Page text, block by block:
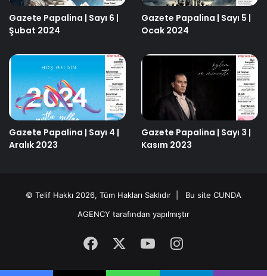
Gazete Papalina | Sayı 6 |
Şubat 2024
Gazete Papalina | Sayı 5 |
Ocak 2024
Gazete Papalina | Sayı 4 |
Aralık 2023
Gazete Papalina | Sayı 3 |
Kasım 2023
© Telif Hakkı 2026, Tüm Hakları Saklıdır | Bu site CUNDA
AGENCY tarafından yapılmıştır
FacebookYouTubeInstagram